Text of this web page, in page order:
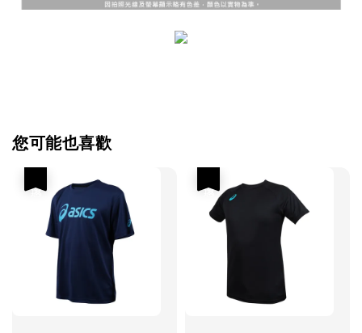
您可能也喜歡